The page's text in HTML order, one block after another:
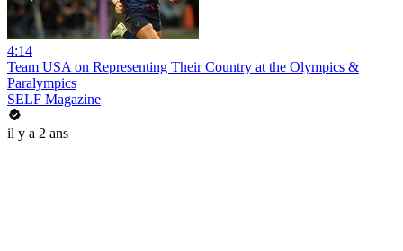
4:14
Team USA on Representing Their Country at the Olympics &
Paralympics
SELF Magazine
il y a 2 ans